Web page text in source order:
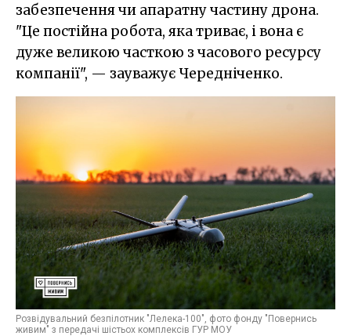
забезпечення чи апаратну частину дрона.
"Це постійна робота, яка триває, і вона є
дуже великою часткою з часового ресурсу
компанії", — зауважує Чередніченко.
Розвідувальний безпілотник "Лелека-100", фото фонду "Повернись
живим" з передачі шістьох комплексів ГУР МОУ